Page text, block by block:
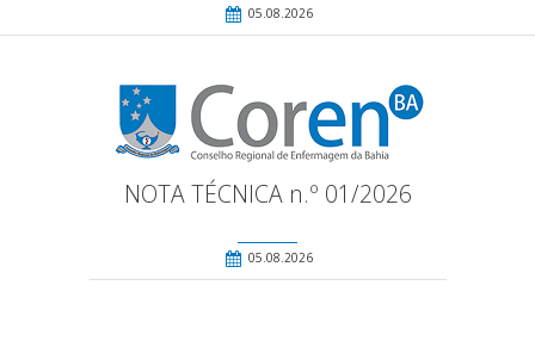
05.08.2026
NOTA TÉCNICA n.º 01/2026
05.08.2026